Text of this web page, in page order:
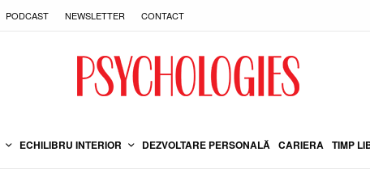
PODCAST NEWSLETTER CONTACT
ECHILIBRU INTERIOR DEZVOLTARE PERSONALĂ CARIERA TIMP